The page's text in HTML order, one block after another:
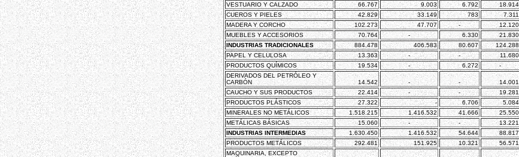
VESTUARIO Y CALZADO
66.767 9.003 6.792 18.914
CUEROS Y PIELES
42.829 33.149 783 7.311
MADERA Y CORCHO
102.273 47.707 - 12.120
MUEBLES Y ACCESORIOS
70.764 - 6.330 21.830
INDUSTRIAS TRADICIONALES
884.478 406.583 80.607 124.288
PAPEL Y CELULOSA
13.363 - - 11.680
PRODUCTOS QUÍMICOS
19.534 - 6.272 -
DERIVADOS DEL PETRÓLEO Y
CARBÓN
14.542 - - 14.001
CAUCHO Y SUS PRODUCTOS
22.414 - - 19.281
PRODUCTOS PLÁSTICOS
27.322 - 6.706 5.084
MINERALES NO METÁLICOS
1.518.215 1.416.532 41.666 25.550
METÁLICAS BÁSICAS
15.060 - - 13.221
INDUSTRIAS INTERMEDIAS
1.630.450 1.416.532 54.644 88.817
PRODUCTOS METÁLICOS
292.481 151.925 10.321 56.571
MAQUINARIA, EXCEPTO